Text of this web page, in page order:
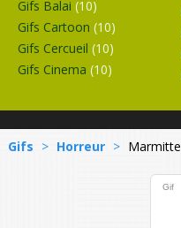
Gifs Balai (10)
Gifs Cartoon (10)
Gifs Cercueil (10)
Gifs Cinema (10)
Gifs > Horreur > Marmitte
Gif